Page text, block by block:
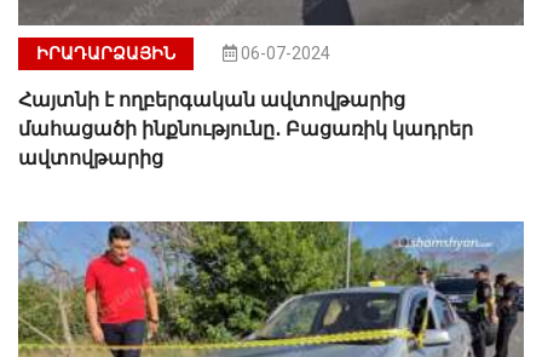
ԻՐԱԴԱՐՁԱՅԻՆ 06-07-2024
Հայտնի է ողբերգական ավտովթարից
մահացածի ինքնությունը․ Բացառիկ կադրեր
ավտովթարից